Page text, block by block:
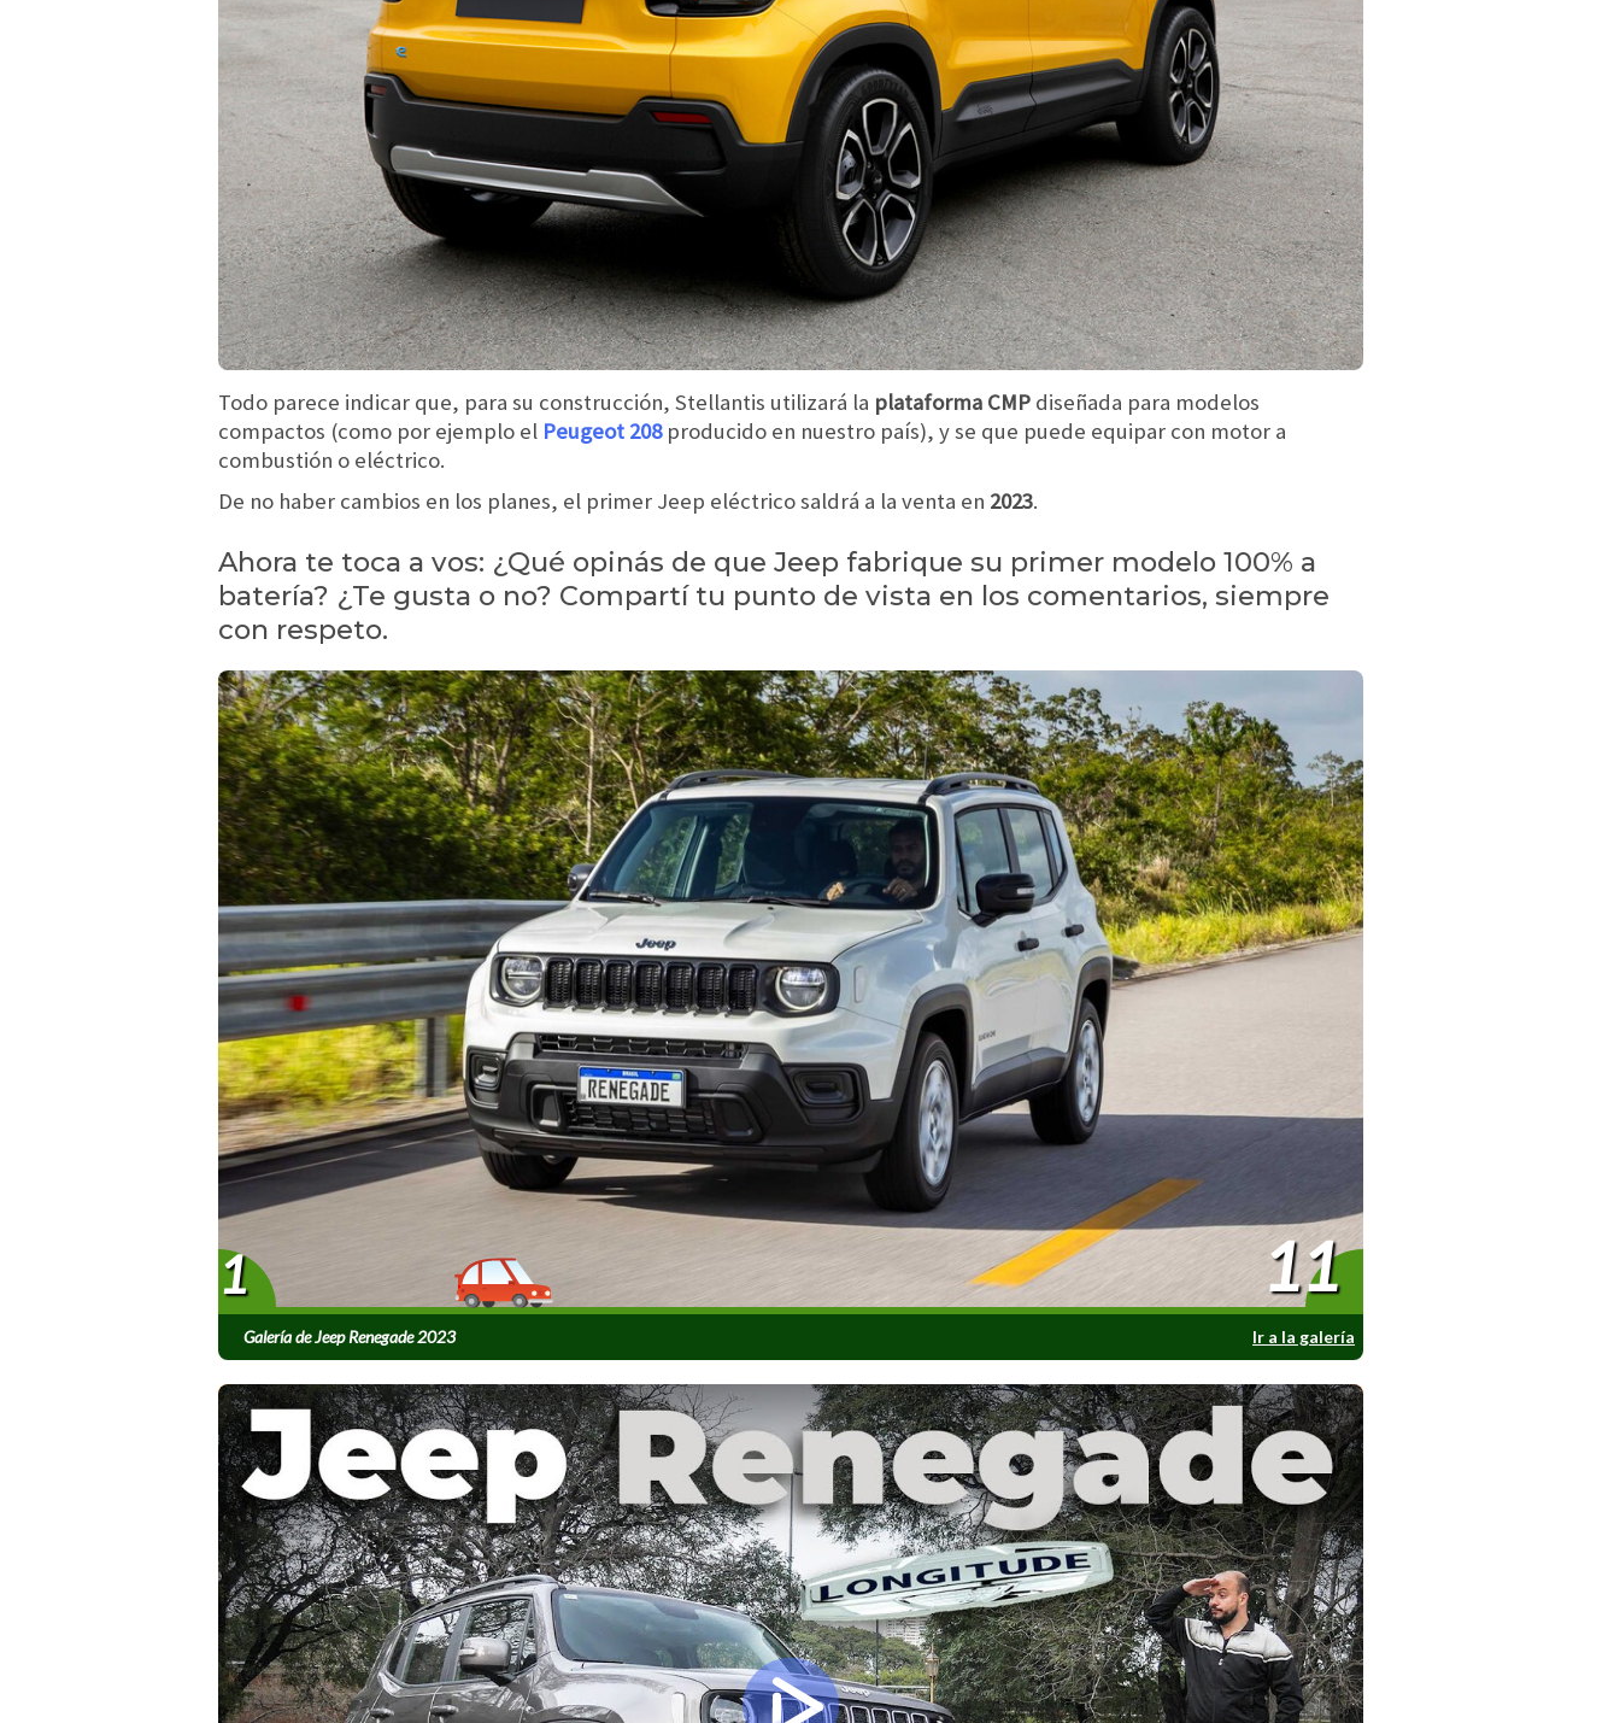
Todo parece indicar que, para su construcción, Stellantis utilizará la plataforma CMP diseñada para modelos
compactos (como por ejemplo el Peugeot 208producido en nuestro país), y se que puede equipar con motor a
combustión o eléctrico.
De no haber cambios en los planes, el primer Jeep eléctrico saldrá a la venta en 2023.
Ahora te toca a vos: ¿Qué opinás de que Jeep fabrique su primer modelo 100% a
batería? ¿Te gusta o no? Compartí tu punto de vista en los comentarios, siempre
con respeto.
Galería de Jeep Renegade 2023 Ir a la galería
1 11